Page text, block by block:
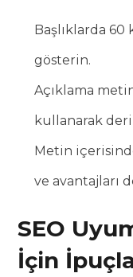
Başlıklarda 60
gösterin.
Açıklama
kullanarak
Metin
ve avantajları
SEO
İçin